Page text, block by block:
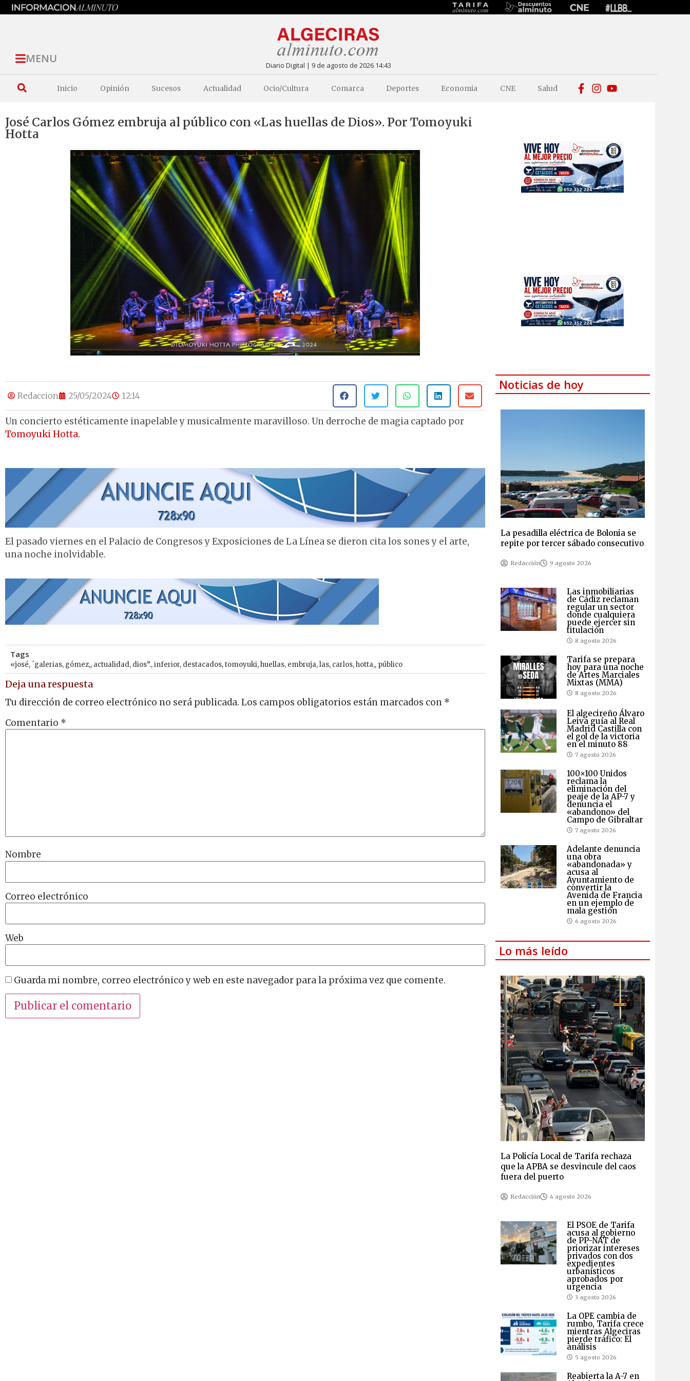
MENU Diario Digital | 9 de agosto de 2026 14:43
Inicio Opinión Sucesos Actualidad Ocio/Cultura Comarca Deportes Economia CNE Salud
José Carlos Gómez embruja al público con «Las huellas de Dios». Por Tomoyuki
Hotta
Redaccion 25/05/2024 12:14
Un concierto estéticamente inapelable y musicalmente maravilloso. Un derroche de magia captado por
Tomoyuki Hotta.
El pasado viernes en el Palacio de Congresos y Exposiciones de La Línea se dieron cita los sones y el arte,
una noche inolvidable.
Tags
«josé, ´galerias, gómez,, actualidad, dios”.,inferior, destacados,tomoyuki,huellas, embruja,las, carlos,hotta,, público
Deja una respuesta
Tu dirección de correo electrónico no será publicada. Los campos obligatorios están marcados con *
Comentario *
Nombre
Correo electrónico
Web
Guarda mi nombre, correo electrónico y web en este navegador para la próxima vez que comente.
Noticias de hoy
La pesadilla eléctrica de Bolonia se
repite por tercer sábado consecutivo
Redacción 9 agosto 2026
Las inmobiliarias
de Cádiz reclaman
regular un sector
donde cualquiera
puede ejercer sin
titulación
8 agosto 2026
Tarifa se prepara
hoy para una noche
de Artes Marciales
Mixtas (MMA)
8 agosto 2026
El algecireño Álvaro
Leiva guía al Real
Madrid Castilla con
el gol de la victoria
en el minuto 88
7 agosto 2026
100×100 Unidos
reclama la
eliminación del
peaje de la AP-7 y
denuncia el
«abandono» del
Campo de Gibraltar
7 agosto 2026
Adelante denuncia
una obra
«abandonada» y
acusa al
Ayuntamiento de
convertir la
Avenida de Francia
en un ejemplo de
mala gestión
6 agosto 2026
Lo más leído
La Policía Local de Tarifa rechaza
que la APBA se desvincule del caos
fuera del puerto
Redacción 4 agosto 2026
El PSOE de Tarifa
acusa al gobierno
de PP-NAT de
priorizar intereses
privados con dos
expedientes
urbanísticos
aprobados por
urgencia
3 agosto 2026
La OPE cambia de
rumbo, Tarifa crece
mientras Algeciras
pierde tráfico: El
análisis
5 agosto 2026
Reabierta la A-7 en